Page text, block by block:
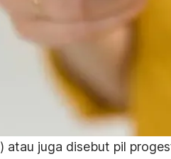
) atau juga disebut pil